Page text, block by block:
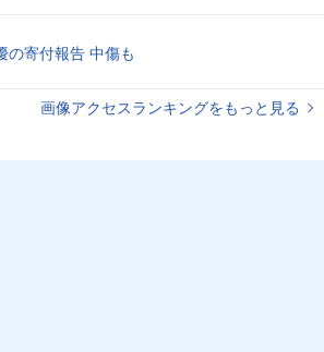
の寄付報告 中傷も
画像アクセスランキングをもっと見る